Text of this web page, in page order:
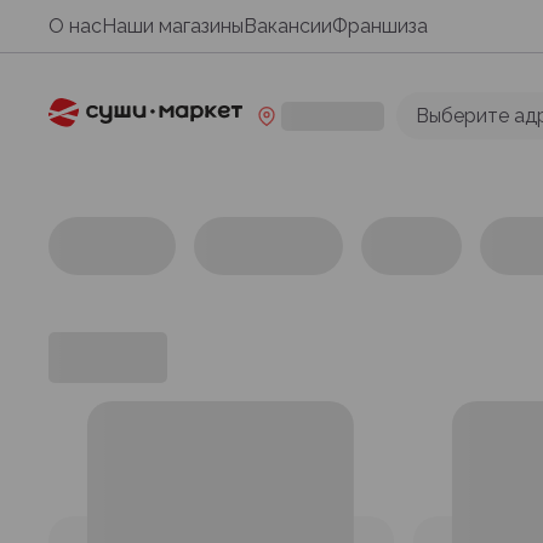
О насНаши магазиныВакансииФраншиза
Выберите